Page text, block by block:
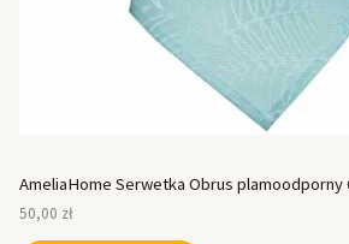
AmeliaHome Serwetka Obrus plamoodporny
50,00 zł